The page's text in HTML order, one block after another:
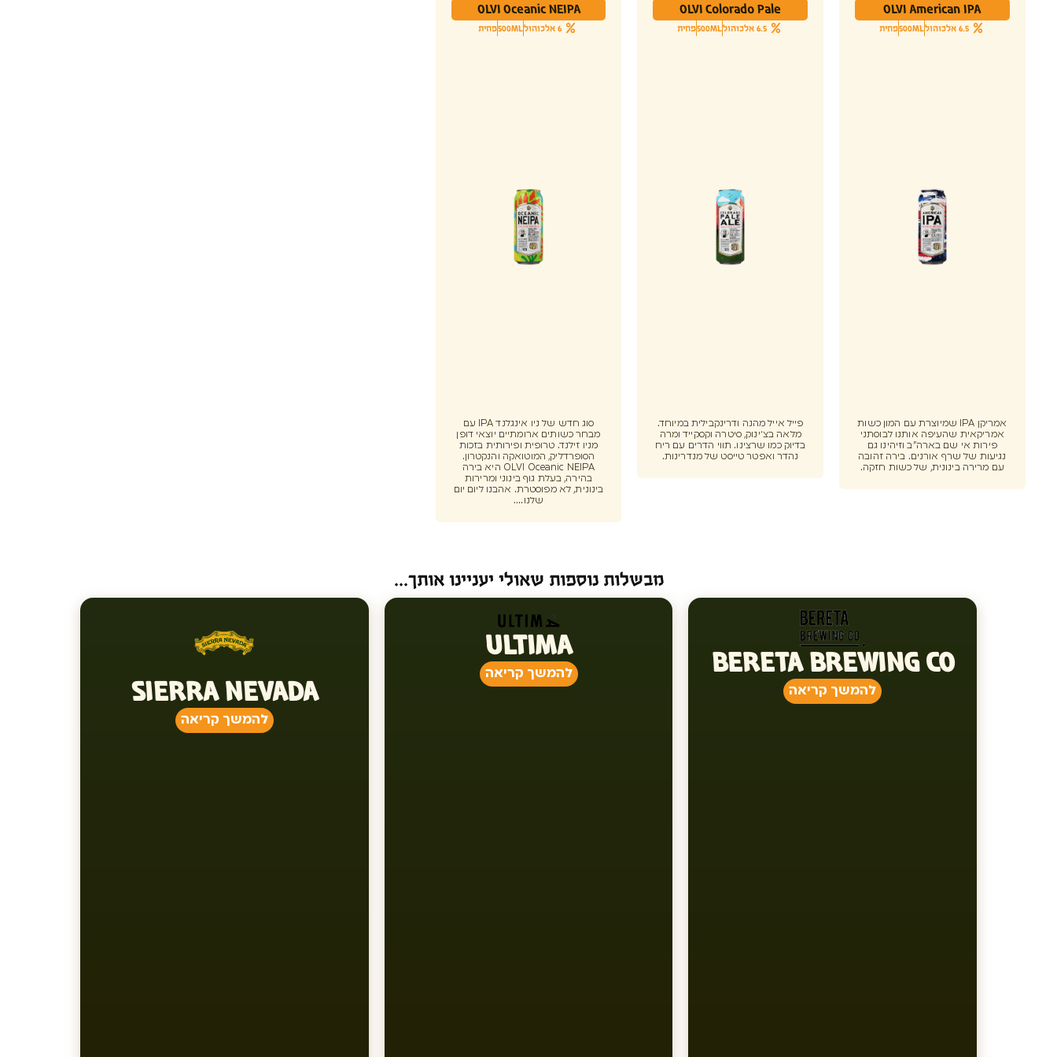
OLVI American IPA
6.5 אלכוהול 500MLפחית
אמריקן IPA שמיוצרת עם המון כשות
אמריקאית שהעיפה אותנו לבוסתני
פירות אי שם בארה"ב וזיהינו גם
נגיעות של שרף אורנים. בירה זהובה
עם מרירה בינונית, של כשות חזקה.
OLVI Colorado Pale
6.5 אלכוהול 500MLפחית
פייל אייל מהנה ודרינקבילית במיוחד.
מלאה בצ'ינוק, סיטרה וקסקייד ומרה
בדיוק כמו שרצינו. תווי הדרים עם ריח
נהדר ואפטר טייסט של מנדרינות.
OLVI Oceanic NEIPA
6 אלכוהול 500MLפחית
סוג חדש של ניו אינגלנד IPA עם
מבחר כשותים ארומתיים יוצאי דופן
מניו זילנד. טרופית ופירותית בזכות
הסופרדליק, המוטואקה והנקטרון.
OLVI Oceanic NEIPA היא בירה
בהירה, בעלת גוף בינוני ומרירות
בינונית, לא מפוסטרת. אהבנו ליום יום
שלנו....
מבשלות נוספות שאולי יעניינו אותך...
BERETA BREWING CO
להמשך קריאה
ULTIMA
להמשך קריאה
SIERRA NEVADA
להמשך קריאה